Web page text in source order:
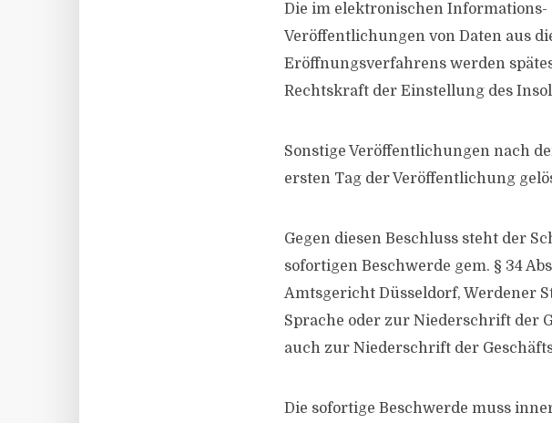
Die im elektronischen
Veröffentlichungen von Daten aus
Eröffnungsverfahrens werden
Rechtskraft der Einstellung des
Sonstige Veröffentlichungen nach
ersten Tag der Veröffentlichung
Gegen diesen Beschluss steht der
sofortigen Beschwerde gem. § 34
Amtsgericht Düsseldorf, Werdener
Sprache oder zur Niederschrift der
auch zur Niederschrift der
Die sofortige Beschwerde muss